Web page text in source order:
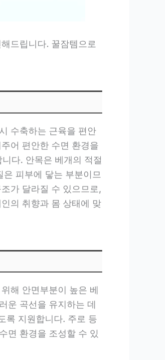
드립니다. 꿀잠템으로
수축하는 근육을 편안
어 편안한 수면 환경을
다. 안목은 베개의 적절
피부에 닿는 부분이므
가 달라질 수 있으므로,
의 취향과 몸 상태에 맞
해 안면부분이 높은 베
운 곡선을 유지하는 데
록 지원합니다. 주로 등
면 환경을 조성할 수 있